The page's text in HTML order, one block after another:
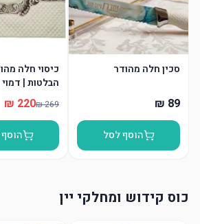
סכין חלה מהודר
הוסף לסל
כיסוי חלה
הבלטות | דמוי
כוס קידוש ומחלקי יין